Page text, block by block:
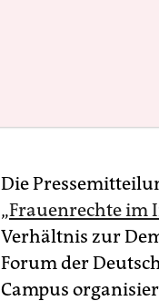
Die
„Frauenrechte im
Verhältnis zur
Forum der
Campus